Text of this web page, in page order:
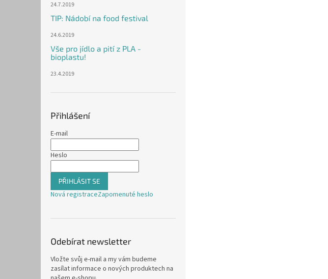
24.7.2019
TIP: Nádobí na food festival
24.6.2019
Vše pro jídlo a pití z PLA -
bioplastu!
23.4.2019
Přihlášení
E-mail
Heslo
PŘIHLÁSIT SE
Nová registraceZapomenuté heslo
Odebírat newsletter
Vložte svůj e-mail a my vám budeme
zasílat informace o nových produktech na